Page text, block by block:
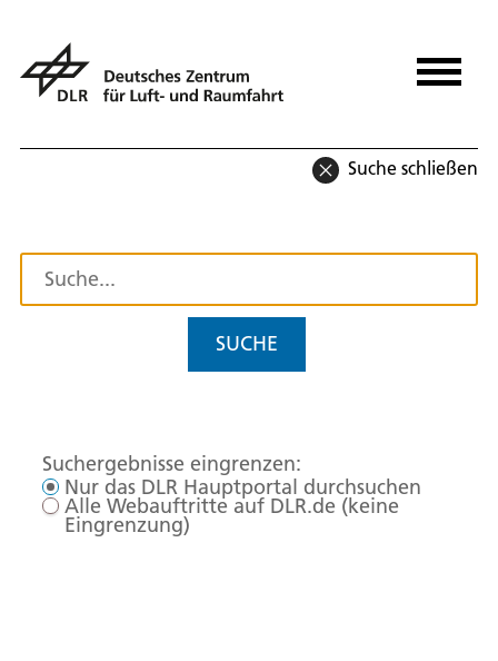
Suche schließen
SUCHE
Suchergebnisse eingrenzen:
Nur das DLR Hauptportal durchsuchen
Alle Webauftritte auf DLR.de (keine
Eingrenzung)